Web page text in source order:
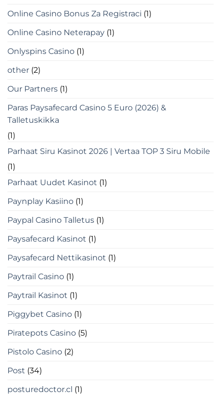
Online Casino Bonus Za Registraci (1)
Online Casino Neterapay (1)
Onlyspins Casino (1)
other (2)
Our Partners (1)
Paras Paysafecard Casino 5 Euro (2026) &
Talletuskikka
(1)
Parhaat Siru Kasinot 2026 | Vertaa TOP 3 Siru Mobile
(1)
Parhaat Uudet Kasinot (1)
Paynplay Kasiino (1)
Paypal Casino Talletus (1)
Paysafecard Kasinot (1)
Paysafecard Nettikasinot (1)
Paytrail Casino (1)
Paytrail Kasinot (1)
Piggybet Casino (1)
Piratepots Casino (5)
Pistolo Casino (2)
Post (34)
posturedoctor.cl (1)